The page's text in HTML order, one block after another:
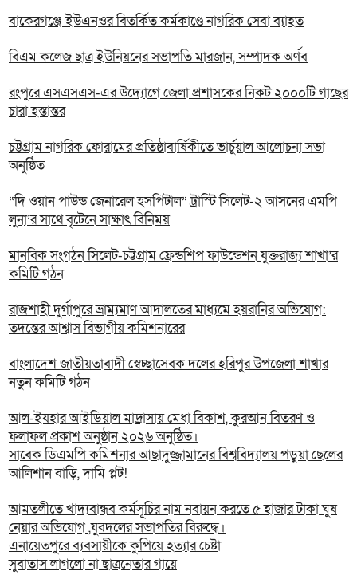
বাকেরগঞ্জে ইউএনওর বিতর্কিত কর্মকাণ্ডে নাগরিক সেবা ব্যাহত
বিএম কলেজ ছাত্র ইউনিয়নের সভাপতি মারজান, সম্পাদক অর্ণব
রংপুরে এসএসএস-এর উদ্যোগে জেলা প্রশাসকের নিকট ২০০০টি গাছের
চারা হস্তান্তর
চট্টগ্রাম নাগরিক ফোরামের প্রতিষ্ঠাবার্ষিকীতে ভার্চুয়াল আলোচনা সভা
অনুষ্ঠিত
“দি ওয়ান পাউন্ড জেনারেল হসপিটাল” ট্রাস্টি সিলেট-২ আসনের এমপি
লুনা’র সা‌থে বৃটেনে সাক্ষাৎ বিনিময়
মানবিক সংগঠন সিলেট-চট্টগ্রাম ফ্রেন্ডশিপ ফাউন্ডেশন যুক্তরাজ্য শাখা’র
কমিটি গঠন
রাজশাহী দুর্গাপুরে ভ্রাম্যমাণ আদালতের মাধ্যমে হয়রানির অভিযোগ:
তদন্তের আশ্বাস বিভাগীয় কমিশনারের
বাংলাদেশ জাতীয়তাবাদী স্বেচ্ছাসেবক দলের হরিপুর উপজেলা শাখার
নতুন কমিটি গঠন
আল-ইযহার আইডিয়াল মাদ্রাসায় মেধা বিকাশ, কুরআন বিতরণ ও
ফলাফল প্রকাশ অনুষ্ঠান ২০২৬ অনুষ্ঠিত।
সাবেক ডিএমপি কমিশনার আছাদুজ্জামানের বিশ্ববিদ্যালয় পড়ুয়া ছেলের
আলিশান বাড়ি, দামি প্লট!
আমতলীতে খাদ্যবান্ধব কর্মসূচির নাম নবায়ন করতে ৫ হাজার টাকা ঘুষ
নেয়ার অভিযোগ ,যুবদলের সভাপতির বিরুদ্ধে।
এনায়েতপুরে ব্যবসায়ীকে কুপিয়ে হত্যার চেষ্টা
সুবাতাস লাগলো না ছাত্রনেতার গায়ে